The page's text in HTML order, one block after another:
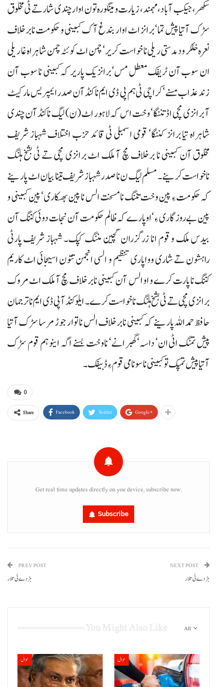
سکھر، جیکب آباد، مہمند، زیارت و مینگورہ تون اوار چندی شار تے ٹی مخلوق
سڑک آتیا پیش تما‘ برانز اٹ اوار بندغ آک کبینی و حکومت نابرخلاف
نعرہ خلکر ودمدستی ریلی نا خواست کریر‘ چمن اٹ کوئٹہ چمن شاہراہ غا ریلی
ان سوب آن ٹریفک معطل مس‘ برانزیک پاریر کہ کبینی نا سوب آن
زند عذاب مسنے‘ کراچی ٹی ہم پی ڈی ایم نا کنڈآن صدر ایمپریس مارکیٹ
آ برانزی مچی اڈ تننگا‘ وخت اس کہ لاہور اٹ (ن) لیگ ناکنڈآن چندی
شاہراہ تیا برانز کننگا‘ قومی اسمبلی ٹی قائد حزب اختلاف شہباز شریف
مخلوق آن کبینی نا برخلاف مچ آ ملک اٹ برانزی مچی تے ٹی بشخ ہلنگ
ناخواست کرینے۔ مسلم لیگ ن نا صدر شہباز شریف تینا بیان اٹ پارینے
کہ حکومت ءِ پین وخت تننگ نا مسخت الس نا پین بھسکاری‘ پین کبینی و
پین بے روزگاری ءِ‘ اوپارے کہ ظالم حکومت آن نجات دوئی کننگ آن
بیدس ملک و قوم انا زرگزران گچین مننگ کپک۔ شہباز شریف پارٹی
راہشون تے شاری وواپاری تنظیم و السی انجمن تتون اسیجائی اٹ کاریم
کننگ نا پارت کرے و او الس آن کبینی نابرخلاف مچ آ ملک اٹ مروک
برانزی مچی تے ٹی بشخ ہلنگ ناخواست کرے۔ ایلو کنڈآ پی ڈی ایم نا ترجمان
حافظ حمداللہ پارینے کہ کبینی نابرخلاف الس نا توار جوڑ مرسا سڑک آتیا
پیش تمنگ اٹی ان‘ داسہ‘گھبرانے‘ ناوخت بسنے اگہ اینو ہم قوم سڑک
آتیا پیش تمپک تو کبینی نا سونامی قوم ءِ ڈبیفک۔
0
Share Facebook Twitter Google+
Get real time updates directly on you device, subscribe now.
Subscribe
PREV POST
ہڑدے ئی تلار
NEXT POST
ہڑدے ئی تلار
All
حوال حوال